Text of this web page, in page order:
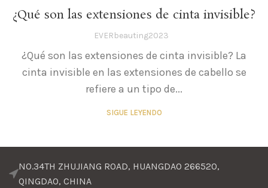
¿Qué son las extensiones de cinta invisible?
EVERbeauting2023
¿Qué son las extensiones de cinta invisible? La
cinta invisible en las extensiones de cabello se
refiere a un tipo de...
SIGUE LEYENDO
NO.34TH ZHUJIANG ROAD, HUANGDAO 266520,
QINGDAO, CHINA